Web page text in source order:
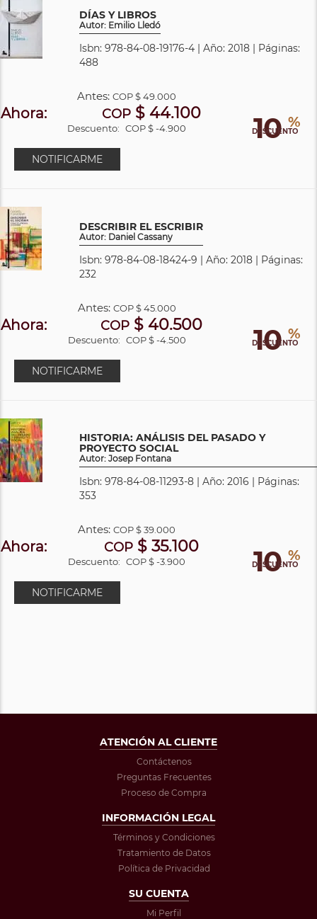
DÍAS Y LIBROS
Autor: Emilio Lledó
Isbn: 978-84-08-19176-4 | Año: 2018 | Páginas:
488
10 %
DESCUENTO
Antes:COP$ 49.000
Ahora: COP $ 44.100
Descuento: COP $ -4.900
NOTIFICARME
DESCRIBIR EL ESCRIBIR
Autor: Daniel Cassany
Isbn: 978-84-08-18424-9 | Año: 2018 | Páginas:
232
10 %
DESCUENTO
Antes: COP$ 45.000
Ahora: COP $ 40.500
Descuento: COP $ -4.500
NOTIFICARME
HISTORIA: ANÁLISIS DEL PASADO Y
PROYECTO SOCIAL
Autor: Josep Fontana
Isbn: 978-84-08-11293-8 | Año: 2016 | Páginas:
353
10 %
DESCUENTO
Antes:COP$ 39.000
Ahora: COP $ 35.100
Descuento: COP $ -3.900
NOTIFICARME
ATENCIÓN AL CLIENTE
Contáctenos
Preguntas Frecuentes
Proceso de Compra
INFORMACIÓN LEGAL
Términos y Condiciones
Tratamiento de Datos
Política de Privacidad
SU CUENTA
Mi Perfil